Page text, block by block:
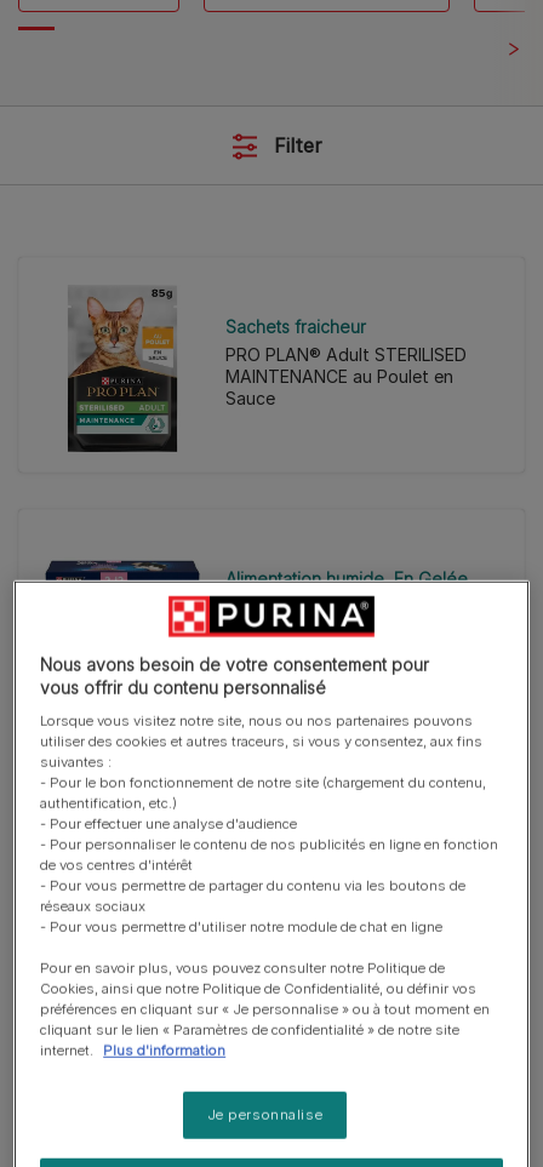
Filter
Sachets fraicheur
PRO PLAN® Adult STERILISED
MAINTENANCE au Poulet en
Sauce
Alimentation humide En Gelée
FELIX® TENDRES EFFILES Junior
Sélection aux Viandes et aux
Sachets fraicheur
GOURMET™ Perle Les Emiettés de
L'Océan en Sauce - Sachets pour
Sachets fraicheur
PURINA® PRO PLAN® Adult
Delicate Digestion à la Dinde en
Nous avons besoin de votre consentement pour
vous offrir du contenu personnalisé
Lorsque vous visitez notre site, nous ou nos partenaires pouvons
utiliser des cookies et autres traceurs, si vous y consentez, aux fins
suivantes :
- Pour le bon fonctionnement de notre site (chargement du contenu,
authentification, etc.)
- Pour effectuer une analyse d'audience
- Pour personnaliser le contenu de nos publicités en ligne en fonction
de vos centres d'intérêt
- Pour vous permettre de partager du contenu via les boutons de
réseaux sociaux
- Pour vous permettre d'utiliser notre module de chat en ligne
Pour en savoir plus, vous pouvez consulter notre Politique de
Cookies, ainsi que notre Politique de Confidentialité, ou définir vos
préférences en cliquant sur « Je personnalise » ou à tout moment en
cliquant sur le lien « Paramètres de confidentialité » de notre site
internet.
Plus d'information
Je personnalise